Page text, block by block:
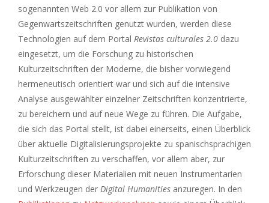
sogenannten Web 2.0 vor allem zur Publikation von
Gegenwartszeitschriften genutzt wurden, werden diese
Technologien auf dem Portal Revistas culturales 2.0 dazu
eingesetzt, um die Forschung zu historischen
Kulturzeitschriften der Moderne, die bisher vorwiegend
hermeneutisch orientiert war und sich auf die intensive
Analyse ausgewählter einzelner Zeitschriften konzentrierte,
zu bereichern und auf neue Wege zu führen. Die Aufgabe,
die sich das Portal stellt, ist dabei einerseits, einen Überblick
über aktuelle Digitalisierungsprojekte zu spanischsprachigen
Kulturzeitschriften zu verschaffen, vor allem aber, zur
Erforschung dieser Materialien mit neuen Instrumentarien
und Werkzeugen der Digital Humanities anzuregen. In den